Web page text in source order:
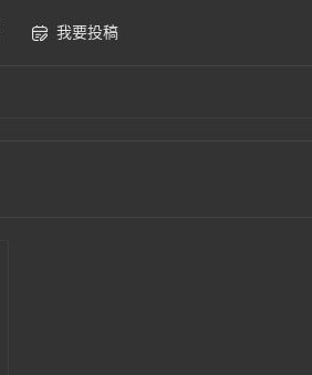
我要投稿